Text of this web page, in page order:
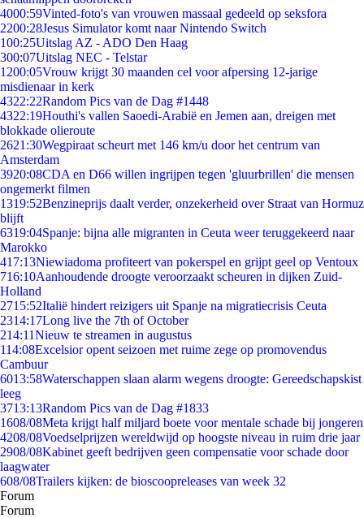
4000:59Vinted-foto's van vrouwen massaal gedeeld op seksfora
2200:28Jesus Simulator komt naar Nintendo Switch
100:25Uitslag AZ - ADO Den Haag
300:07Uitslag NEC - Telstar
1200:05Vrouw krijgt 30 maanden cel voor afpersing 12-jarige
misdienaar in kerk
4322:22Random Pics van de Dag #1448
4322:19Houthi's vallen Saoedi-Arabië en Jemen aan, dreigen met
blokkade olieroute
2621:30Wegpiraat scheurt met 146 km/u door het centrum van
Amsterdam
3920:08CDA en D66 willen ingrijpen tegen 'gluurbrillen' die mensen
ongemerkt filmen
1319:52Benzineprijs daalt verder, onzekerheid over Straat van Hormuz
blijft
6319:04Spanje: bijna alle migranten in Ceuta weer teruggekeerd naar
Marokko
417:13Niewiadoma profiteert van pokerspel en grijpt geel op Ventoux
716:10Aanhoudende droogte veroorzaakt scheuren in dijken Zuid-
Holland
2715:52Italië hindert reizigers uit Spanje na migratiecrisis Ceuta
2314:17Long live the 7th of October
214:11Nieuw te streamen in augustus
114:08Excelsior opent seizoen met ruime zege op promovendus
Cambuur
6013:58Waterschappen slaan alarm wegens droogte: Gereedschapskist
leeg
3713:13Random Pics van de Dag #1833
1608/08Meta krijgt half miljard boete voor mentale schade bij jongeren
4208/08Voedselprijzen wereldwijd op hoogste niveau in ruim drie jaar
2908/08Kabinet geeft bedrijven geen compensatie voor schade door
laagwater
608/08Trailers kijken: de bioscoopreleases van week 32
Forum
Forum